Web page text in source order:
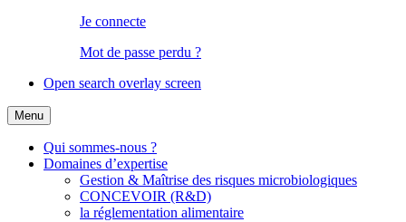
Je connecte
Mot de passe perdu ?
Open search overlay screen
Menu
Qui sommes-nous ?
Domaines d’expertise
Gestion & Maîtrise des risques microbiologiques
CONCEVOIR (R&D)
la réglementation alimentaire